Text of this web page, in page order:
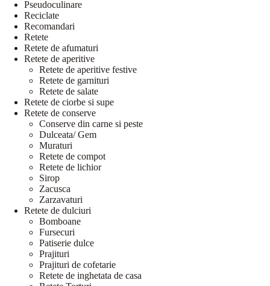
Pseudoculinare
Reciclate
Recomandari
Retete
Retete de afumaturi
Retete de aperitive
Retete de aperitive festive
Retete de garnituri
Retete de salate
Retete de ciorbe si supe
Retete de conserve
Conserve din carne si peste
Dulceata/ Gem
Muraturi
Retete de compot
Retete de lichior
Sirop
Zacusca
Zarzavaturi
Retete de dulciuri
Bomboane
Fursecuri
Patiserie dulce
Prajituri
Prajituri de cofetarie
Retete de inghetata de casa